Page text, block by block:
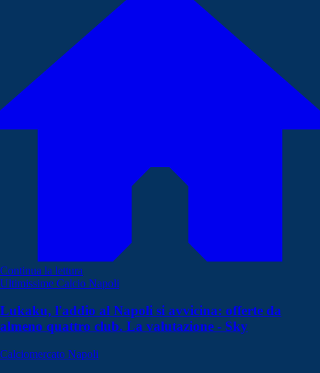
Continua la lettura
Ultimissime Calcio Napoli
Lukaku, l'addio al Napoli si avvicina: offerte da
almeno quattro club. La valutazione - Sky
Calciomercato Napoli